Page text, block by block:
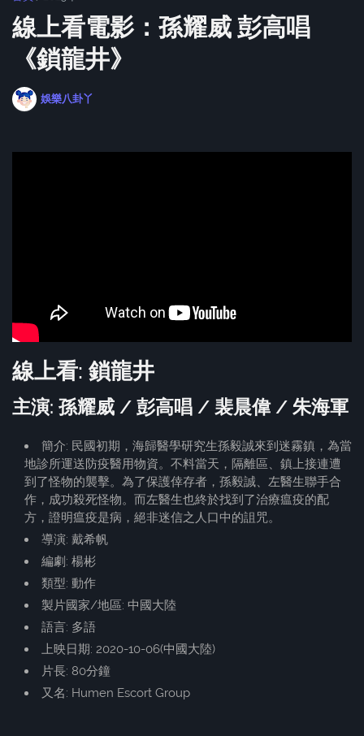
線上看電影：孫耀威 彭高唱
《鎖龍井》
娛樂八卦丫
線上看: 鎖龍井
主演: 孫耀威 / 彭高唱 / 裴晨偉 / 朱海軍
簡介: 民國初期，海歸醫學研究生孫毅誠來到迷霧鎮，為當
地診所運送防疫醫用物資。不料當天，隔離區、鎮上接連遭
到了怪物的襲擊。為了保護倖存者，孫毅誠、左醫生聯手合
作，成功殺死怪物。而左醫生也終於找到了治療瘟疫的配
方，證明瘟疫是病，絕非迷信之人口中的詛咒。
導演: 戴希帆
編劇: 楊彬
類型: 動作
製片國家/地區: 中國大陸
語言: 多語
上映日期: 2020-10-06(中國大陸)
片長: 80分鐘
又名: Humen Escort Group